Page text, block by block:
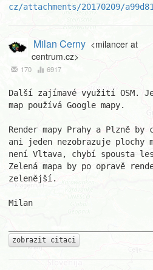
cz/attachments/20170209/
Milan Cerny <milancer at
centrum.cz>
170 6917
Další zajímavé využití OSM.
map používá Google mapy.
Render mapy Prahy a Plzně
ani jeden nezobrazuje plochy
není Vltava, chybí spousta
Zelená mapa by po opravě
zelenější.
Milan
zobrazit citaci